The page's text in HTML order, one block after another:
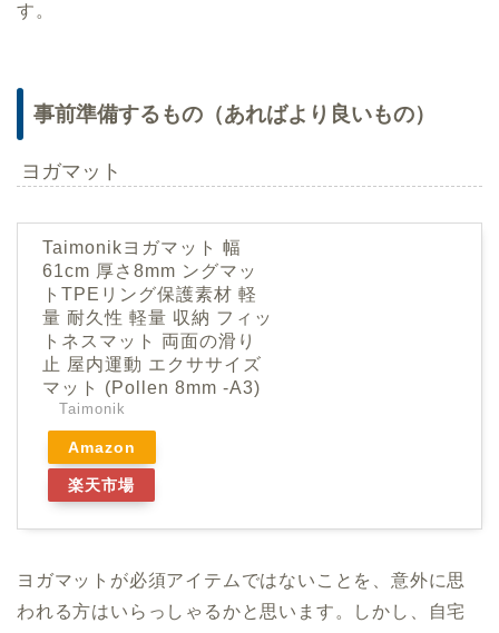
す。
事前準備するもの（あればより良いもの）
ヨガマット
Taimonikヨガマット 幅
61cm 厚さ8mm ングマッ
トTPEリング保護素材 軽
量 耐久性 軽量 収納 フィッ
トネスマット 両面の滑り
止 屋内運動 エクササイズ
マット (Pollen 8mm -A3)
Taimonik
Amazon
楽天市場
ヨガマットが必須アイテムではないことを、意外に思
われる方はいらっしゃるかと思います。しかし、自宅